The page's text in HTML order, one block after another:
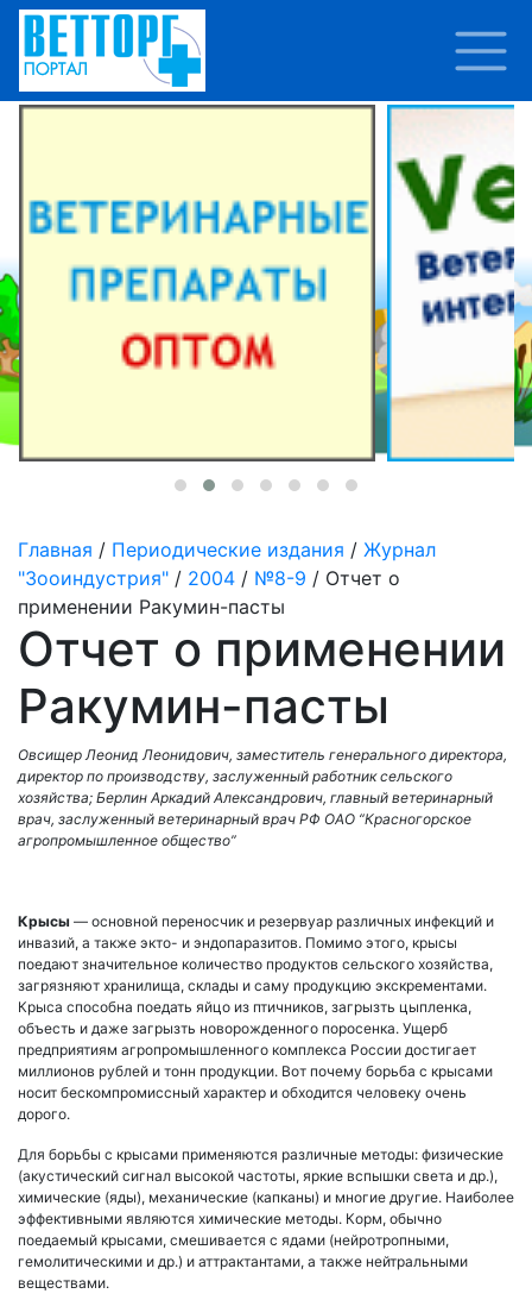
Главная / Периодические издания / Журнал
"Зооиндустрия" / 2004 / №8-9 / Отчет о
применении Ракумин-пасты
Отчет о применении
Ракумин-пасты
Овсищер Леонид Леонидович, заместитель генерального директора,
директор по производству, заслуженный работник сельского
хозяйства; Берлин Аркадий Александрович, главный ветеринарный
врач, заслуженный ветеринарный врач РФ ОАО “Красногорское
агропромышленное общество”
Крысы — основной переносчик и резервуар различных инфекций и
инвазий, а также экто- и эндопаразитов. Помимо этого, крысы
поедают значительное количество продуктов сельского хозяйства,
загрязняют хранилища, склады и саму продукцию экскрементами.
Крыса способна поедать яйцо из птичников, загрызть цыпленка,
объесть и даже загрызть новорожденного поросенка. Ущерб
предприятиям агропромышленного комплекса России достигает
миллионов рублей и тонн продукции. Вот почему борьба с крысами
носит бескомпромиссный характер и обходится человеку очень
дорого.
Для борьбы с крысами применяются различные методы: физические
(акустический сигнал высокой частоты, яркие вспышки света и др.),
химические (яды), механические (капканы) и многие другие. Наиболее
эффективными являются химические методы. Корм, обычно
поедаемый крысами, смешивается с ядами (нейротропными,
гемолитическими и др.) и аттрактантами, а также нейтральными
веществами.